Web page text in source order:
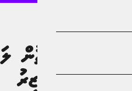
އަރާ: ޚާރިޖީ ވަޒީރު